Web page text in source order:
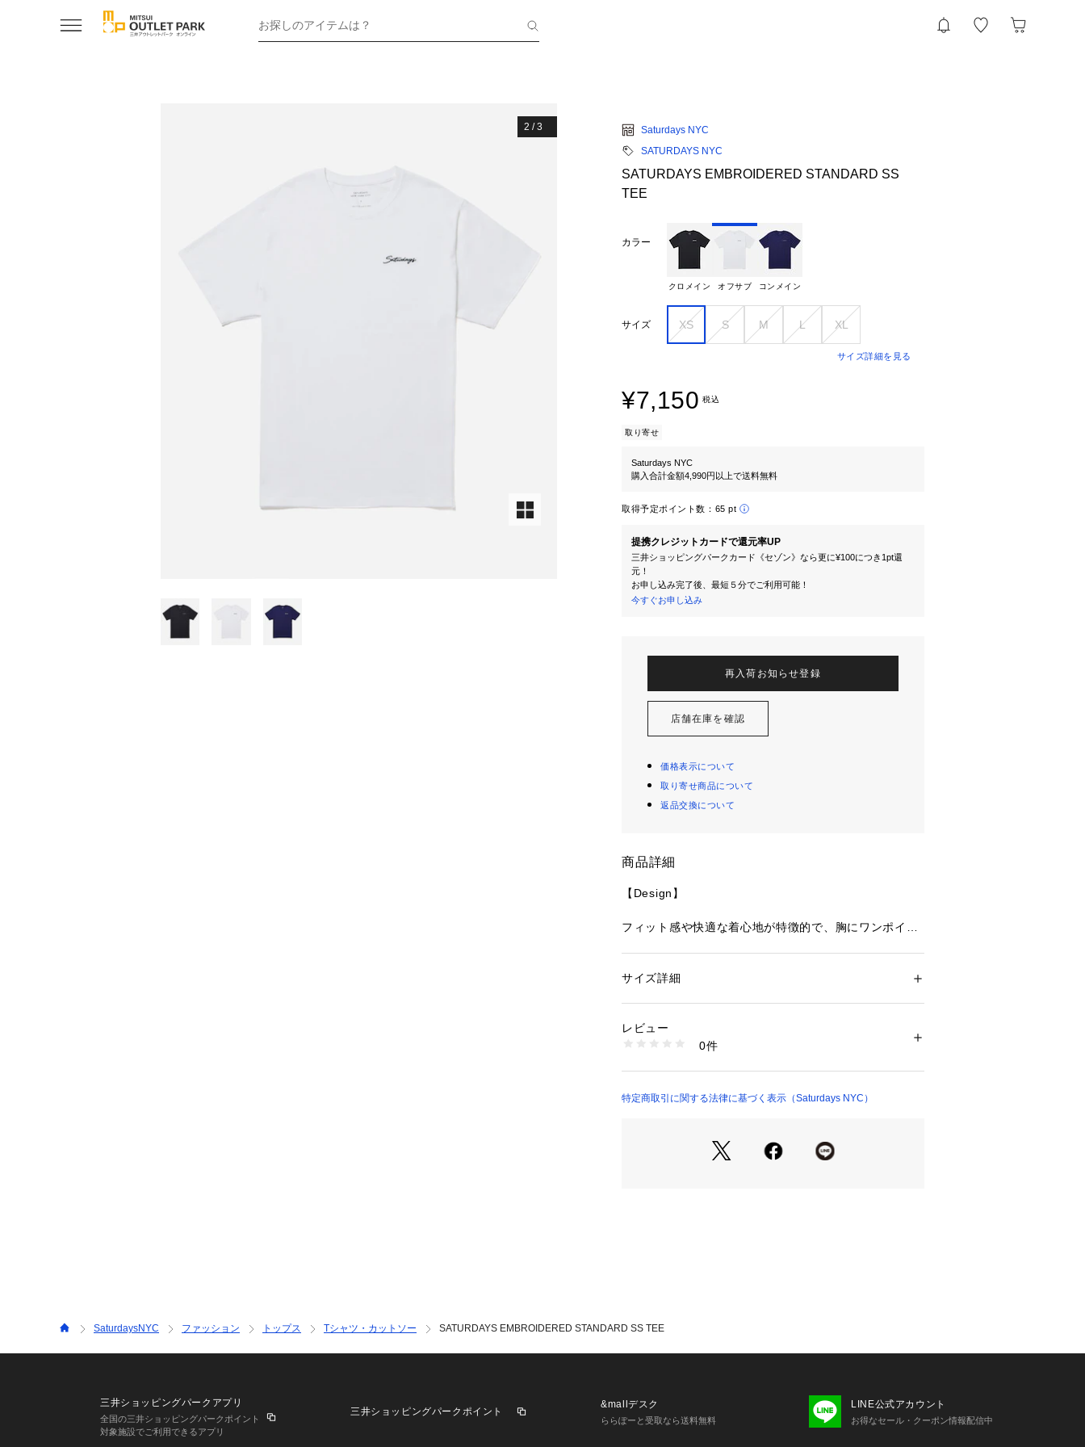
お探しのアイテムは？
2 /3
Saturdays NYC
SATURDAYS NYC
SATURDAYS EMBROIDERED STANDARD SS
TEE
カラー
クロメイン オフサブ コンメイン
サイズ XS S M L XL
サイズ詳細を見る
¥7,150 税込
取り寄せ
Saturdays NYC
購入合計金額4,990円以上で送料無料
取得予定ポイント数： 65 pt
提携クレジットカードで還元率UP
三井ショッピングパークカード《セゾン》なら更に¥100につき1pt還
元！
お申し込み完了後、最短５分でご利用可能！
今すぐお申し込み
再入荷お知らせ登録
店舗在庫を確認
価格表示について
取り寄せ商品について
返品交換について
商品詳細
【Design】
フィット感や快適な着心地が特徴的で、胸にワンポイン
お馴染みのロゴを落とし込んだワンポイントTシャツ
コットン100%の薄すぎず程よい素材感でサラッと肌触
【Composition】
XS/ 着丈 64 | 肩幅 46.5 | バスト 101 | そで丈 21
S/ 着丈 67.5 | 肩幅 48.5 | バスト 103 | そで丈 22
XL/ 着丈 74.5 | 肩幅 51 | バスト 119 | そで丈 23.5
性別：レディース
商品番号：
BBM14110 （ショップ）
サイズ詳細
レビュー
0件
特定商取引に関する法律に基づく表示（Saturdays NYC）
SaturdaysNYC ファッション トップス Tシャツ・カットソー SATURDAYS EMBROIDERED STANDARD SS TEE
三井ショッピングパークアプリ
全国の三井ショッピングパークポイント
対象施設でご利用できるアプリ
三井ショッピングパークポイント
&mallデスク
ららぽーと受取なら送料無料
LINE公式アカウント
お得なセール・クーポン情報配信中